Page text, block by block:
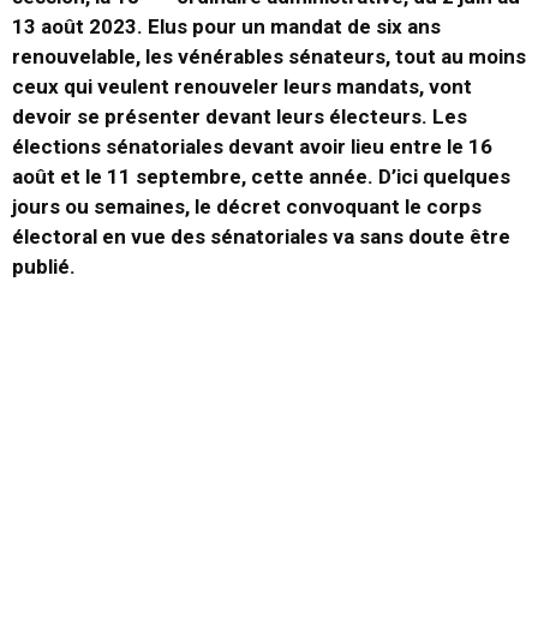
13 août 2023. Elus pour un mandat de six ans
renouvelable, les vénérables sénateurs, tout au moins
ceux qui veulent renouveler leurs mandats, vont
devoir se présenter devant leurs électeurs. Les
élections sénatoriales devant avoir lieu entre le 16
août et le 11 septembre, cette année. D’ici quelques
jours ou semaines, le décret convoquant le corps
électoral en vue des sénatoriales va sans doute être
publié.